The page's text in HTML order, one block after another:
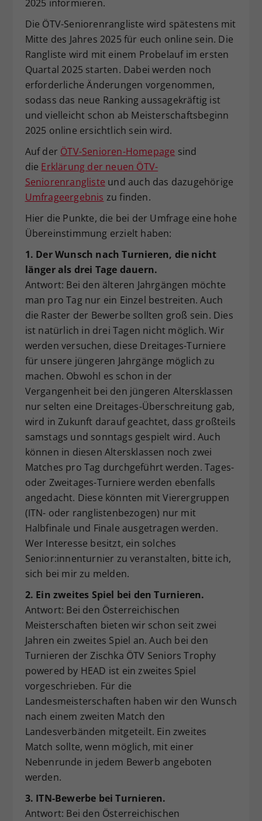
2025 informieren.
Die ÖTV-Seniorenrangliste wird spätestens mit
Mitte des Jahres 2025 für euch online sein. Die
Rangliste wird mit einem Probelauf im ersten
Quartal 2025 starten. Dabei werden noch
erforderliche Änderungen vorgenommen,
sodass das neue Ranking aussagekräftig ist
und vielleicht schon ab Meisterschaftsbeginn
2025 online ersichtlich sein wird.
Auf der ÖTV-Senioren-Homepage sind
die Erklärung der neuen ÖTV-
Seniorenrangliste und auch das dazugehörige
Umfrageergebnis zu finden.
Hier die Punkte, die bei der Umfrage eine hohe
Übereinstimmung erzielt haben:
1. Der Wunsch nach Turnieren, die nicht
länger als drei Tage dauern.
Antwort: Bei den älteren Jahrgängen möchte
man pro Tag nur ein Einzel bestreiten. Auch
die Raster der Bewerbe sollten groß sein. Dies
ist natürlich in drei Tagen nicht möglich. Wir
werden versuchen, diese Dreitages-Turniere
für unsere jüngeren Jahrgänge möglich zu
machen. Obwohl es schon in der
Vergangenheit bei den jüngeren Altersklassen
nur selten eine Dreitages-Überschreitung gab,
wird in Zukunft darauf geachtet, dass großteils
samstags und sonntags gespielt wird. Auch
können in diesen Altersklassen noch zwei
Matches pro Tag durchgeführt werden. Tages-
oder Zweitages-Turniere werden ebenfalls
angedacht. Diese könnten mit Vierergruppen
(ITN- oder ranglistenbezogen) nur mit
Halbfinale und Finale ausgetragen werden.
Wer Interesse besitzt, ein solches
Senior:innenturnier zu veranstalten, bitte ich,
sich bei mir zu melden.
2. Ein zweites Spiel bei den Turnieren.
Antwort: Bei den Österreichischen
Meisterschaften bieten wir schon seit zwei
Jahren ein zweites Spiel an. Auch bei den
Turnieren der Zischka ÖTV Seniors Trophy
powered by HEAD ist ein zweites Spiel
vorgeschrieben. Für die
Landesmeisterschaften haben wir den Wunsch
nach einem zweiten Match den
Landesverbänden mitgeteilt. Ein zweites
Match sollte, wenn möglich, mit einer
Nebenrunde in jedem Bewerb angeboten
werden.
3. ITN-Bewerbe bei Turnieren.
Antwort: Bei den Österreichischen
Zweck
Einstellungen. Unter anderem eine
zufällig generierte ID, für die
historische Speicherung Ihrer
vorgenommen Einstellungen, falls der
Webseiten-Betreiber dies eingestellt
hat.